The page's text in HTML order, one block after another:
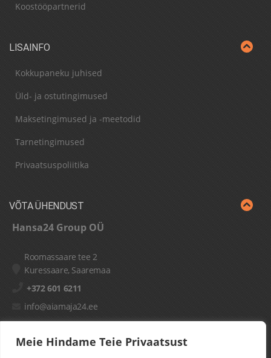
Meie Hindame Teie Privaatsust
Koostööpartnerid
LISAINFO
Kokkupaneku juhised
Üld- ja ostutingimused
Maksetingimused ja -meetodid
Tarnetingimused
Privaatsuspoliitika
VÕTA ÜHENDUST
Hansa24 Group OÜ
Roomassaare tee 2
Kuressaare, Saaremaa
+372 601 6211
info@aiamaja24.ee